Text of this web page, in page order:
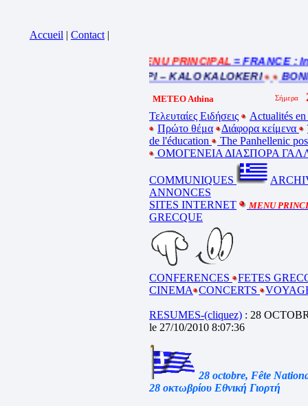
Accueil | Contact |
= MENU PRINCIPAL= FRANCE :
– ΚΑΛΟ ΚΑΛΟΚΑΙΡΙ – KALO KALOKERI
METEO Athina
Τελευταίες Ειδήσεις
Actualités
Πρώτο θέμα
Διάφορα κείμενα
de l'éducation
The Panhellenic
ΟΜΟΓΕΝΕΙΑ ΔΙΑΣΠΟΡΑ
COMMUNIQUES
ANNONCES
SITES INTERNET
MENU
GRECQUE
CONFERENCES
FETES
CINEMA CONCERTS
RESUMES-(cliquez) : 28
le 27/10/2010 8:07:36
28 octobre, Fête
28 οκτωβρίου Εθνική Γιορτή